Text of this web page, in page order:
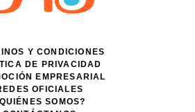
Y CONDICIONES
DE PRIVACIDAD
EMPRESARIAL
OFICIALES
SOMOS?